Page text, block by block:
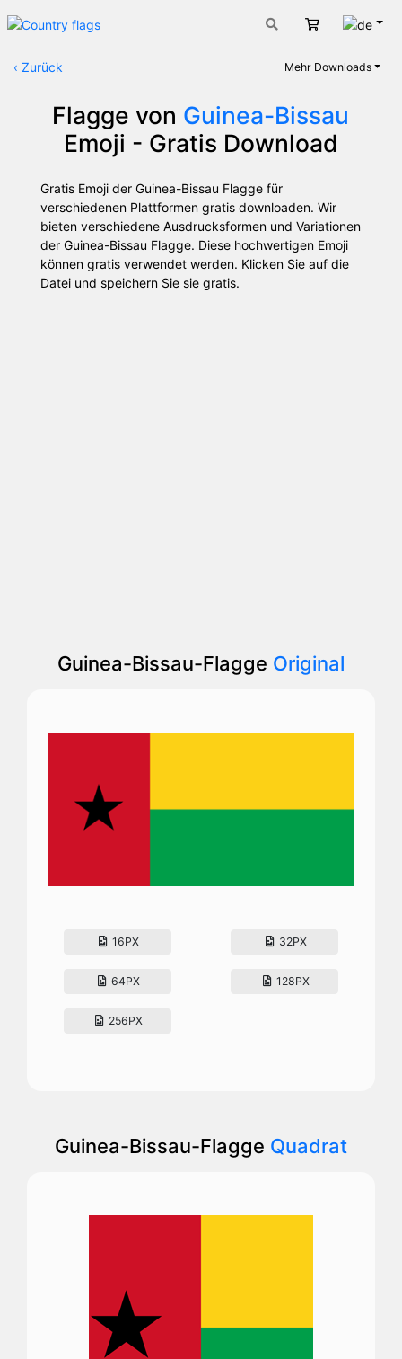
Warenkorb
‹ Zurück Mehr Downloads
Flagge von Guinea-Bissau
Emoji - Gratis Download
Gratis Emoji der Guinea-Bissau Flagge für
verschiedenen Plattformen gratis downloaden. Wir
bieten verschiedene Ausdrucksformen und Variationen
der Guinea-Bissau Flagge. Diese hochwertigen Emoji
können gratis verwendet werden. Klicken Sie auf die
Datei und speichern Sie sie gratis.
Guinea-Bissau-Flagge Original
16PX 32PX
64PX 128PX
256PX
Guinea-Bissau-Flagge Quadrat